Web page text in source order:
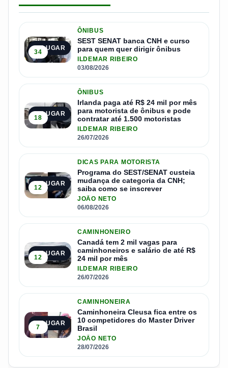
1º LUGAR
34
ÔNIBUS
SEST SENAT banca CNH e curso
para quem quer dirigir ônibus
ILDEMAR RIBEIRO
03/08/2026
2º LUGAR
18
ÔNIBUS
Irlanda paga até R$ 24 mil por mês
para motorista de ônibus e pode
contratar até 1.500 motoristas
ILDEMAR RIBEIRO
26/07/2026
3º LUGAR
12
DICAS PARA MOTORISTA
Programa do SEST/SENAT custeia
mudança de categoria da CNH;
saiba como se inscrever
JOÃO NETO
06/08/2026
4º LUGAR
12
CAMINHONEIRO
Canadá tem 2 mil vagas para
caminhoneiros e salário de até R$
24 mil por mês
ILDEMAR RIBEIRO
26/07/2026
5º LUGAR
7
CAMINHONEIRA
Caminhoneira Cleusa fica entre os
10 competidores do Master Driver
Brasil
JOÃO NETO
28/07/2026